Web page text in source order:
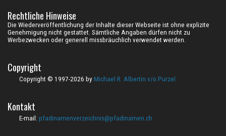
Rechtliche Hinweise
Die Wiederveröffentlichung der Inhalte dieser Webseite ist ohne explizite
Genehmigung nicht gestattet. Sämtliche Angaben dürfen nicht zu
Werbezwecken oder generell missbräuchlich verwendet werden.
Copyright
Copyright © 1997-2026 by Michael R. Albertin v/o Purzel
Kontakt
E-mail: pfadinamenverzeichnis@pfadinamen.ch